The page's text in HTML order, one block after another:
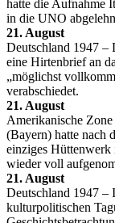
hatte die Aufnahme
in die UNO
21. August
Deutschland 1947 –
eine Hirtenbrief an
„möglichst
verabschiedet.
21. August
Amerikanische
(Bayern) hatte nach
einziges Hüttenwerk
wieder voll
21. August
Deutschland 1947 –
kulturpolitischen